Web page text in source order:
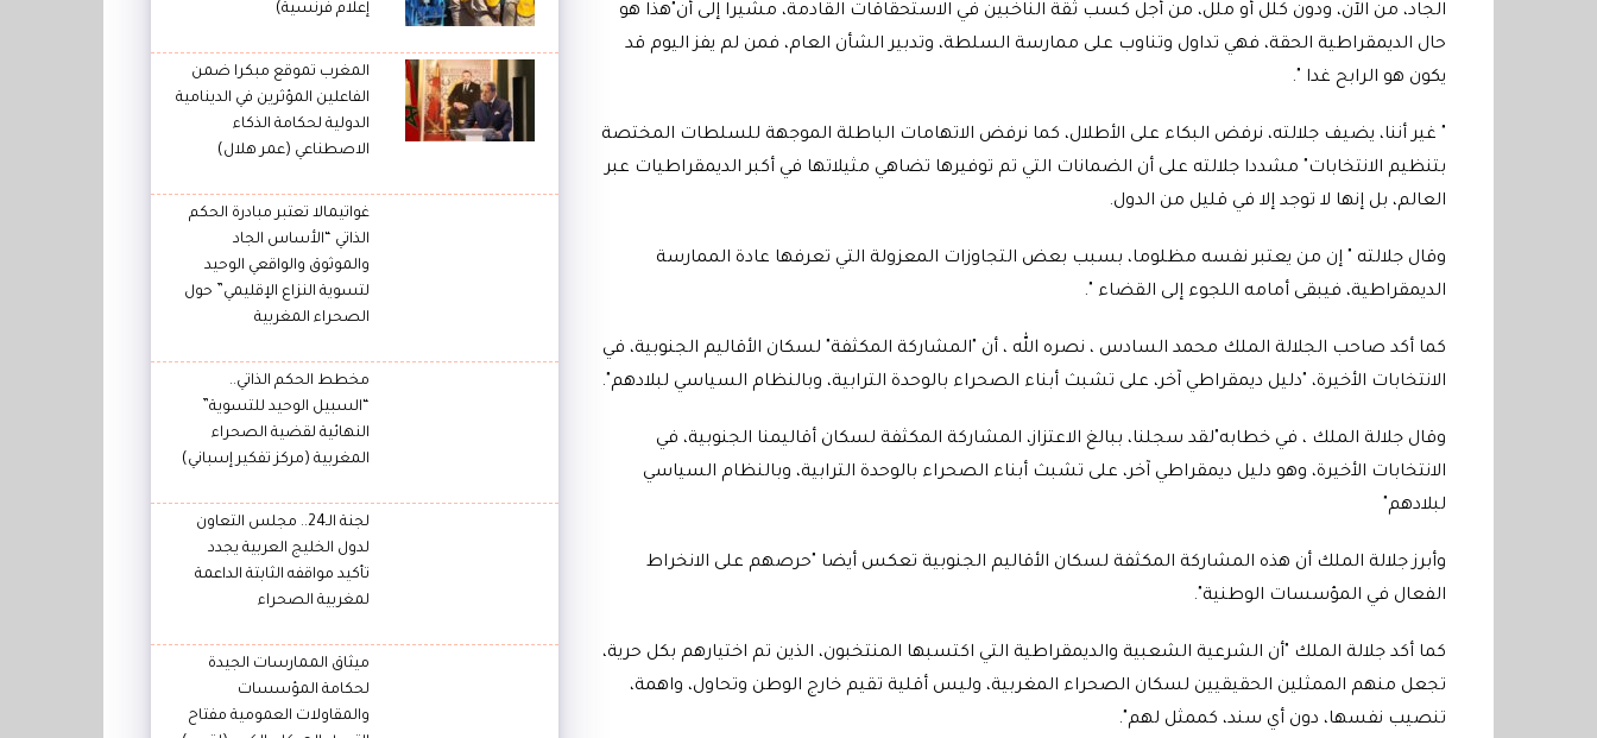
الجاد، من الآن، ودون كلل أو ملل، من أجل كسب ثقة الناخبين في الاستحقاقات القادمة، مشيرا إلى أن"هذا هو
حال الديمقراطية الحقة، فهي تداول وتناوب على ممارسة السلطة، وتدبير الشأن العام، فمن لم يفز اليوم قد
يكون هو الرابح غدا ".
" غير أننا، يضيف جلالته، نرفض البكاء على الأطلال، كما نرفض الاتهامات الباطلة الموجهة للسلطات المختصة
بتنظيم الانتخابات" مشددا جلالته على أن الضمانات التي تم توفيرها تضاهي مثيلاتها في أكبر الديمقراطيات عبر
العالم، بل إنها لا توجد إلا في قليل من الدول.
وقال جلالته " إن من يعتبر نفسه مظلوما، بسبب بعض التجاوزات المعزولة التي تعرفها عادة الممارسة
الديمقراطية، فيبقى أمامه اللجوء إلى القضاء ".
كما أكد صاحب الجلالة الملك محمد السادس ، نصره الله ، أن "المشاركة المكثفة" لسكان الأقاليم الجنوبية، في
الانتخابات الأخيرة، "دليل ديمقراطي آخر، على تشبث أبناء الصحراء بالوحدة الترابية، وبالنظام السياسي لبلادهم".
وقال جلالة الملك ، في خطابه"لقد سجلنا، ببالغ الاعتزاز، المشاركة المكثفة لسكان أقاليمنا الجنوبية، في
الانتخابات الأخيرة، وهو دليل ديمقراطي آخر، على تشبث أبناء الصحراء بالوحدة الترابية، وبالنظام السياسي
لبلادهم"
وأبرز جلالة الملك أن هذه المشاركة المكثفة لسكان الأقاليم الجنوبية تعكس أيضا "حرصهم على الانخراط
الفعال في المؤسسات الوطنية".
كما أكد جلالة الملك "أن الشرعية الشعبية والديمقراطية التي اكتسبها المنتخبون، الذين تم اختيارهم بكل حرية،
تجعل منهم الممثلين الحقيقيين لسكان الصحراء المغربية، وليس أقلية تقيم خارج الوطن وتحاول، واهمة،
تنصيب نفسها، دون أي سند، كممثل لهم".
إعلام فرنسية)
المغرب تموقع مبكرا ضمن
الفاعلين المؤثرين في الدينامية
الدولية لحكامة الذكاء
الاصطناعي (عمر هلال)
غواتيمالا تعتبر مبادرة الحكم
الذاتي “الأساس الجاد
والموثوق والواقعي الوحيد
لتسوية النزاع الإقليمي” حول
الصحراء المغربية
مخطط الحكم الذاتي..
“السبيل الوحيد للتسوية”
النهائية لقضية الصحراء
المغربية (مركز تفكير إسباني)
لجنة الـ24.. مجلس التعاون
لدول الخليج العربية يجدد
تأكيد مواقفه الثابتة الداعمة
لمغربية الصحراء
ميثاق الممارسات الجيدة
لحكامة المؤسسات
والمقاولات العمومية مفتاح